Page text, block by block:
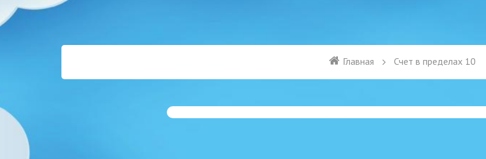
Главная Счет в пределах 10